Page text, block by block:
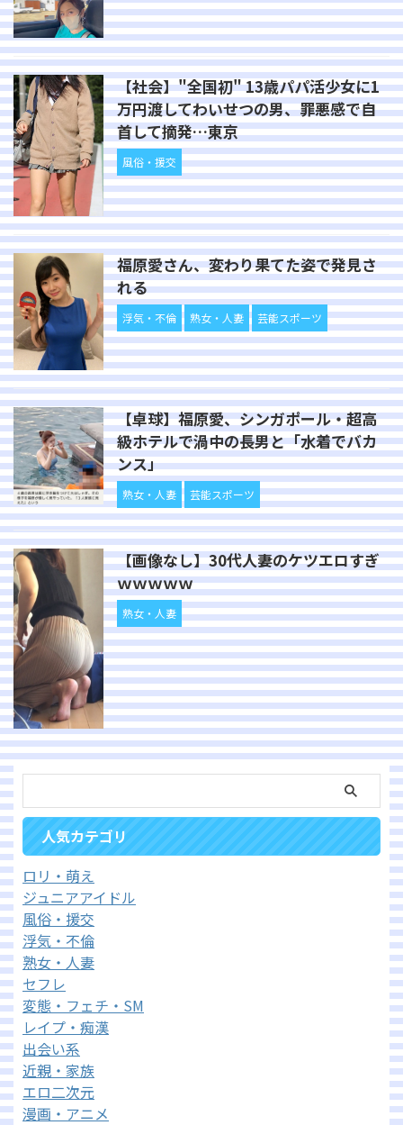
【社会】"全国初" 13歳パパ活少女に1
万円渡してわいせつの男、罪悪感で自
首して摘発…東京
風俗・援交
福原愛さん、変わり果てた姿で発見さ
れる
浮気・不倫 熟女・人妻 芸能スポーツ
【卓球】福原愛、シンガポール・超高
級ホテルで渦中の長男と「水着でバカ
ンス」
熟女・人妻 芸能スポーツ
【画像なし】30代人妻のケツエロすぎ
ｗｗｗｗｗ
熟女・人妻
人気カテゴリ
ロリ・萌え
ジュニアアイドル
風俗・援交
浮気・不倫
熟女・人妻
セフレ
変態・フェチ・SM
レイプ・痴漢
出会い系
近親・家族
エロ二次元
漫画・アニメ